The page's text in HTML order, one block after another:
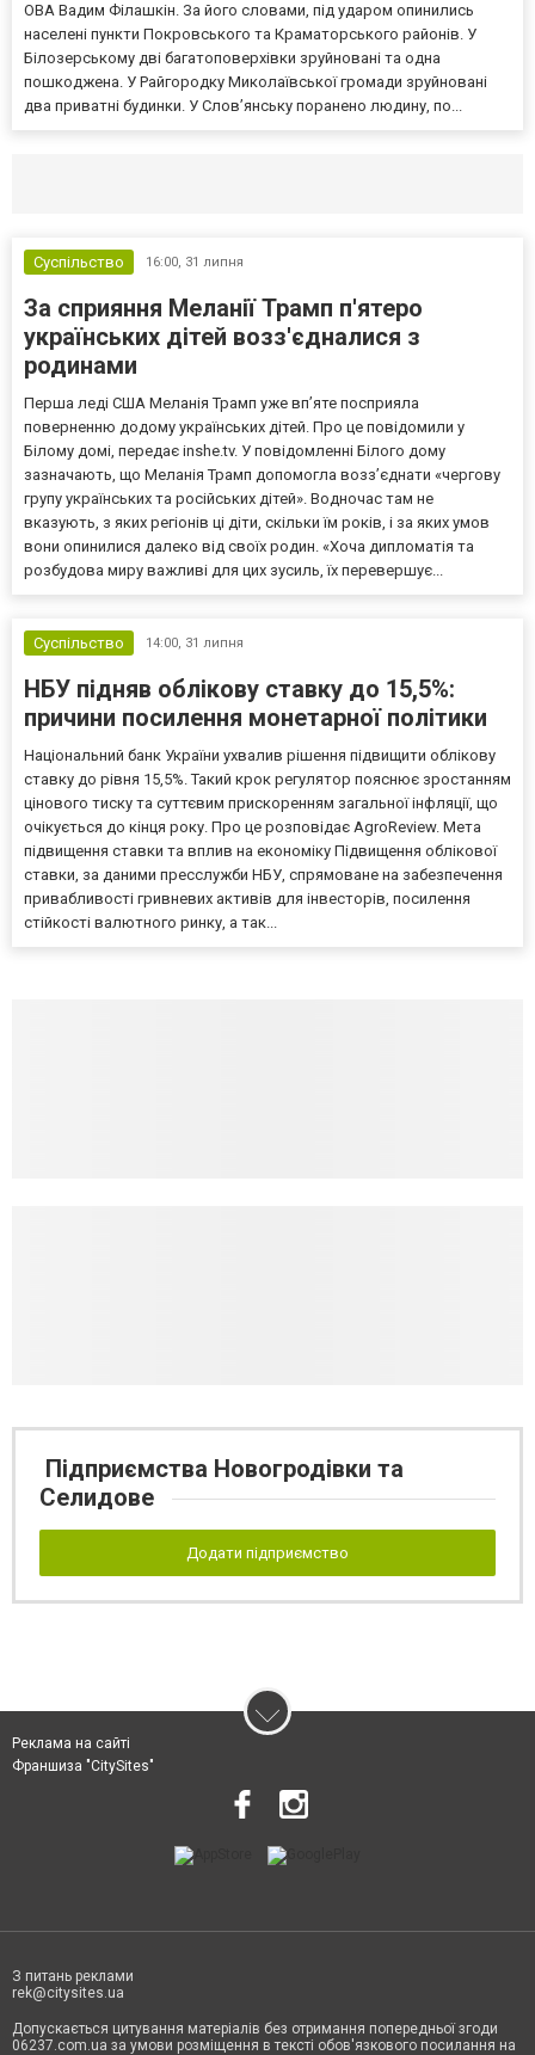
ОВА Вадим Філашкін. За його словами, під ударом опинились
населені пункти Покровського та Краматорського районів. У
Білозерському дві багатоповерхівки зруйновані та одна
пошкоджена. У Райгородку Миколаївської громади зруйновані
два приватні будинки. У Слов’янську поранено людину, по...
Суспільство 16:00, 31 липня
За сприяння Меланії Трамп п'ятеро
українських дітей возз'єдналися з
родинами
Перша леді США Меланія Трамп уже впʼяте посприяла
поверненню додому українських дітей. Про це повідомили у
Білому домі, передає inshe.tv. У повідомленні Білого дому
зазначають, що Меланія Трамп допомогла возз’єднати «чергову
групу українських та російських дітей». Водночас там не
вказують, з яких регіонів ці діти, скільки їм років, і за яких умов
вони опинилися далеко від своїх родин. «Хоча дипломатія та
розбудова миру важливі для цих зусиль, їх перевершує...
Суспільство 14:00, 31 липня
НБУ підняв облікову ставку до 15,5%:
причини посилення монетарної політики
Національний банк України ухвалив рішення підвищити облікову
ставку до рівня 15,5%. Такий крок регулятор пояснює зростанням
цінового тиску та суттєвим прискоренням загальної інфляції, що
очікується до кінця року. Про це розповідає AgroReview. Мета
підвищення ставки та вплив на економіку Підвищення облікової
ставки, за даними пресслужби НБУ, спрямоване на забезпечення
привабливості гривневих активів для інвесторів, посилення
стійкості валютного ринку, а так...
Підприємства Новогродівки та
Селидове
Додати підприємство
Реклама на сайті
Франшиза "CitySites"
З питань реклами
rek@citysites.ua
Допускається цитування матеріалів без отримання попередньої згоди
06237.com.ua за умови розміщення в тексті обов'язкового посилання на